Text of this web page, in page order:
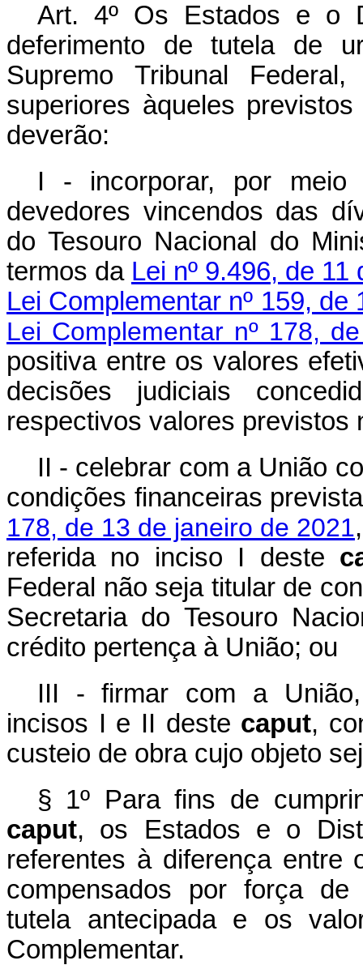
Art. 4º Os Estados e o
deferimento de tutela de
Supremo Tribunal
superiores àqueles
deverão:
I - incorporar, por meio
devedores vincendos das
do Tesouro Nacional do
termos da Lei nº 9.496, de
Lei Complementar nº 159, de
Lei Complementar nº 178,
positiva entre os valores
decisões judiciais
respectivos valores previstos
II - celebrar com a União
condições financeiras
178, de 13 de janeiro de 2021
referida no inciso I deste
Federal não seja titular de
Secretaria do Tesouro
crédito pertença à União; ou
III - firmar com a União,
incisos I e II deste caput,
custeio de obra cujo objeto
§ 1º Para fins de
caput, os Estados e o
referentes à diferença entre
compensados por força
tutela antecipada e os
Complementar.